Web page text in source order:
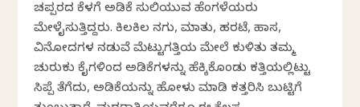
ಚಪ್ಪರದ ಕೆಳಗೆ ಅಡಿಕೆ ಸುಲಿಯುವ ಹೆಂಗಳೆಯರು
ಮೇಳೈಸುತ್ತಿದ್ದರು. ಕಿಲಕಿಲ ನಗು, ಮಾತು, ಹರಟೆ, ಹಾಸ್ಯ,
ವಿನೋದಗಳ ನಡುವೆ ಮೆಟ್ಟುಗತ್ತಿಯ ಮೇಲೆ ಕುಳಿತು ತಮ್ಮ
ಚುರುಕು ಕೈಗಳಿಂದ ಅಡಿಕೆಗಳನ್ನು ಹೆಕ್ಕಿಕೊಂಡು ಕತ್ತಿಯಲ್ಲಿಟ್ಟು
ಸಿಪ್ಪೆ ತೆಗೆದು, ಅಡಿಕೆಯನ್ನು ಹೋಳು ಮಾಡಿ ಕತ್ತರಿಸಿ ಬುಟ್ಟಿಗೆ